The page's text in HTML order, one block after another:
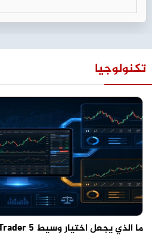
تكنولوجيا
ما الذي يجعل اختيار وسيط MetaTrader 5 أفضل من غيره؟